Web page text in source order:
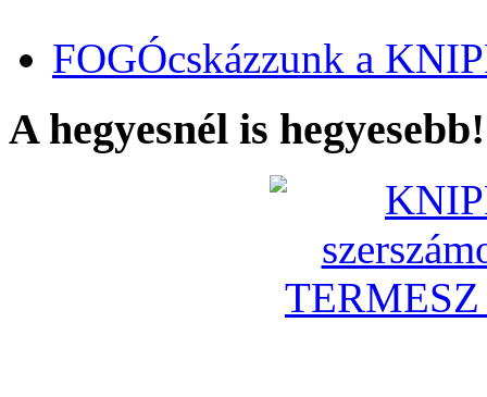
FOGÓcskázzunk a
A hegyesnél is hegyesebb!